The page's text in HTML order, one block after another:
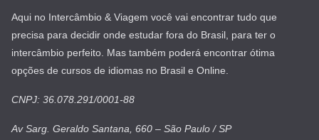
Aqui no Intercâmbio & Viagem você vai encontrar tudo que
precisa para decidir onde estudar fora do Brasil, para ter o
intercâmbio perfeito. Mas também poderá encontrar ótima
opções de cursos de idiomas no Brasil e Online.
CNPJ: 36.078.291/0001-88
Av Sarg. Geraldo Santana, 660 – São Paulo / SP